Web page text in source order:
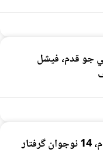
جو قدم، فيشل